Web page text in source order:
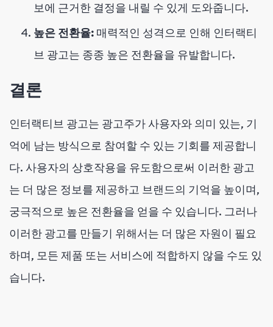
보에 근거한 결정을 내릴 수 있게 도와줍니다.
높은 전환율: 매력적인 성격으로 인해 인터랙티
브 광고는 종종 높은 전환율을 유발합니다.
결론
인터랙티브 광고는 광고주가 사용자와 의미 있는, 기
억에 남는 방식으로 참여할 수 있는 기회를 제공합니
다. 사용자의 상호작용을 유도함으로써 이러한 광고
는 더 많은 정보를 제공하고 브랜드의 기억을 높이며,
궁극적으로 높은 전환율을 얻을 수 있습니다. 그러나
이러한 광고를 만들기 위해서는 더 많은 자원이 필요
하며, 모든 제품 또는 서비스에 적합하지 않을 수도 있
습니다.